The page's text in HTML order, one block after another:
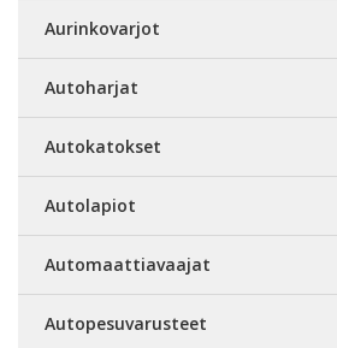
Aurinkovarjot
Autoharjat
Autokatokset
Autolapiot
Automaattiavaajat
Autopesuvarusteet